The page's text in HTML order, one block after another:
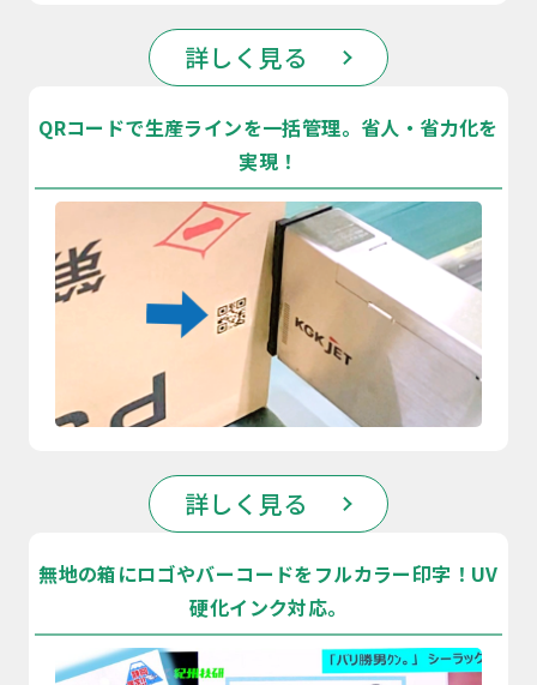
詳しく見る
QRコードで生産ラインを一括管理。省人・省力化を
実現！
詳しく見る
無地の箱にロゴやバーコードをフルカラー印字！UV
硬化インク対応。